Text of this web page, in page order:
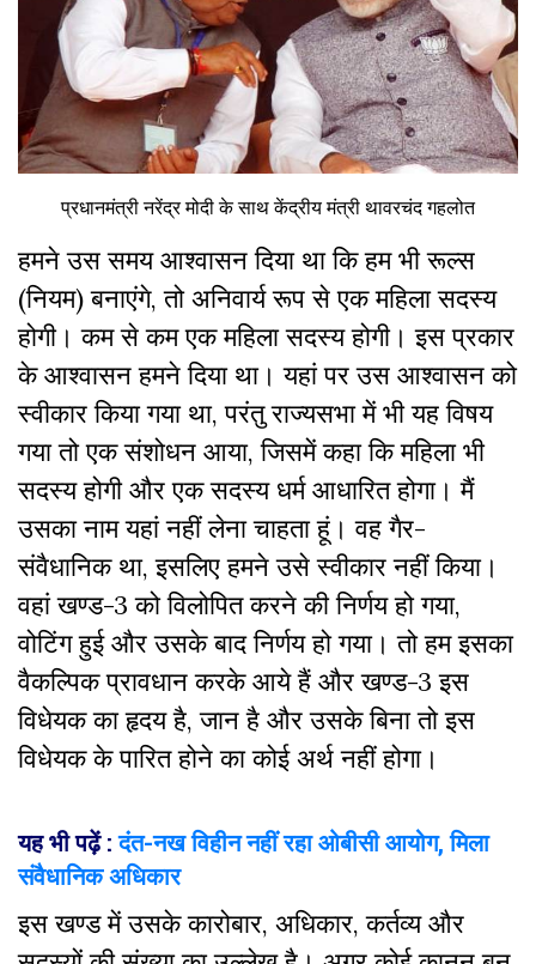
प्रधानमंत्री नरेंद्र मोदी के साथ केंद्रीय मंत्री थावरचंद गहलोत
हमने उस समय आश्वासन दिया था कि हम भी रूल्स
(नियम) बनाएंगे, तो अनिवार्य रूप से एक महिला सदस्य
होगी। कम से कम एक महिला सदस्य होगी। इस प्रकार
के आश्वासन हमने दिया था। यहां पर उस आश्वासन को
स्वीकार किया गया था, परंतु राज्यसभा में भी यह विषय
गया तो एक संशोधन आया, जिसमें कहा कि महिला भी
सदस्य होगी और एक सदस्य धर्म आधारित होगा। मैं
उसका नाम यहां नहीं लेना चाहता हूं। वह गैर-
संवैधानिक था, इसलिए हमने उसे स्वीकार नहीं किया।
वहां खण्ड-3 को विलोपित करने की निर्णय हो गया,
वोटिंग हुई और उसके बाद निर्णय हो गया। तो हम इसका
वैकल्पिक प्रावधान करके आये हैं और खण्ड-3 इस
विधेयक का हृदय है, जान है और उसके बिना तो इस
विधेयक के पारित होने का कोई अर्थ नहीं होगा।
यह भी पढ़ें :दंत-नख विहीन नहीं रहा ओबीसी आयोग, मिला
संवैधानिक अधिकार
इस खण्ड में उसके कारोबार, अधिकार, कर्तव्य और